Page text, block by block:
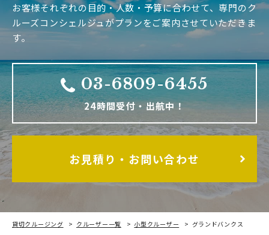
お客様それぞれの目的・人数・予算に合わせて、専門のク
ルーズコンシェルジュがプランをご案内させていただきま
す。
03-6809-6455
24時間受付・出航中！
お見積り・お問い合わせ
貸切クルージング クルーザー一覧 小型クルーザー グランドバンクス